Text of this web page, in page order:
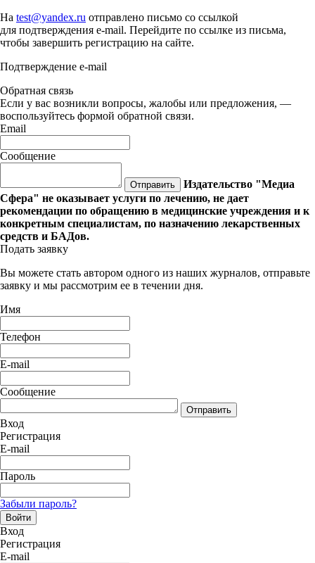
На test@yandex.ru отправлено письмо со ссылкой
для подтверждения e-mail. Перейдите по ссылке из письма,
чтобы завершить регистрацию на сайте.
Подтверждение e-mail
Обратная связь
Если у вас возникли вопросы, жалобы или предложения, —
воспользуйтесь формой обратной связи.
Email
Сообщение
Отправить
Издательство "Медиа
Сфера" не оказывает услуги по лечению, не дает
рекомендации по обращению в медицинские учреждения и к
конкретным специалистам, по назначению лекарственных
средств и БАДов.
Подать заявку
Вы можете стать автором одного из наших журналов, отправьте
заявку и мы рассмотрим ее в течении дня.
Имя
Телефон
E-mail
Сообщение
Отправить
Вход
Регистрация
E-mail
Пароль
Забыли пароль?
Войти
Вход
Регистрация
E-mail